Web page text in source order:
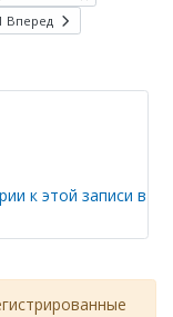
Вперед
к этой записи в